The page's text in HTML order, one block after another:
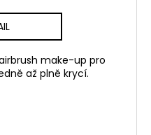
make-up pro
až plně krycí.